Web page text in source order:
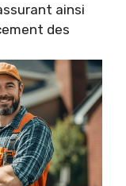
ainsi
des